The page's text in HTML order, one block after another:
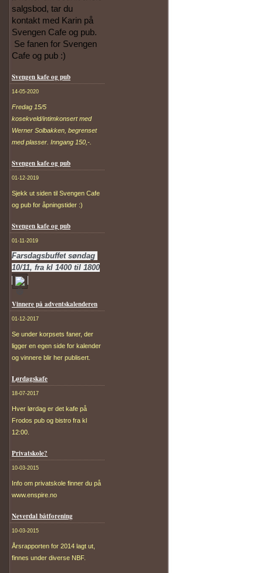
salgsbod, tar du
kontakt med Karin på
Svengen Cafe og pub.
Cafe og pub :)
Svengen kafe og pub
14-05-2020
Fredag 15/5
kosekveld/intimkonsert med
Werner Solbakken, begrenset
med plasser. Inngang 150,-.
Svengen kafe og pub
01-12-2019
Sjekk ut siden til Svengen Cafe
og pub for åpningstider :)
Svengen kafe og pub
01-11-2019
Farsdagsbuffet søndag
10/11, fra kl 1400 til 1800
Vinnere på adventskalenderen
01-12-2017
Se under korpsets faner, der
ligger en egen side for kalender
og vinnere blir her publisert.
Lørdagskafe
18-07-2017
Hver lørdag er det kafe på
Frodos pub og bistro fra kl
12:00.
Privatskole?
10-03-2015
Info om privatskole finner du på
www.enspire.no
Neverdal båtforening
10-03-2015
Årsrapporten for 2014 lagt ut,
finnes under diverse NBF.